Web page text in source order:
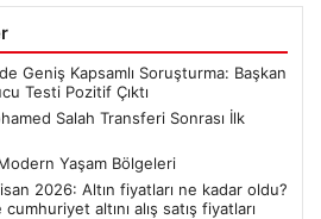
Geniş Kapsamlı Soruşturma: Başkan
Testi Pozitif Çıktı
Salah Transferi Sonrası İlk
Yaşam Bölgeleri
2026: Altın fiyatları ne kadar oldu?
altını alış satış fiyatları